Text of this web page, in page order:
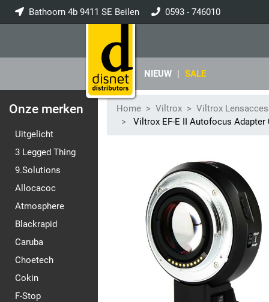
Bathoorn 4b 9411 SE Beilen 0593 - 746010
NIEUW | SALE
Onze merken
Uitgelicht
3 Legged Thing
9.Solutions
Allocacoc
Atmosphere
Blackrapid
Caruba
Choetech
Cokin
F-Stop
Home Viltrox
Viltrox
Viltrox EF-E II Autofocus Adapter